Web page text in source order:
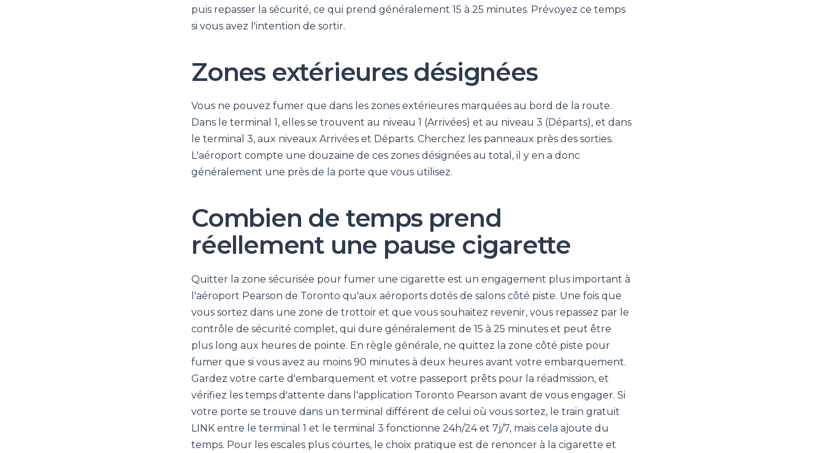
puis repasser la sécurité, ce qui prend généralement 15 à 25 minutes. Prévoyez ce temps
si vous avez l'intention de sortir.
Zones extérieures désignées
Vous ne pouvez fumer que dans les zones extérieures marquées au bord de la route.
Dans le terminal 1, elles se trouvent au niveau 1 (Arrivées) et au niveau 3 (Départs), et dans
le terminal 3, aux niveaux Arrivées et Départs. Cherchez les panneaux près des sorties.
L'aéroport compte une douzaine de ces zones désignées au total, il y en a donc
généralement une près de la porte que vous utilisez.
Combien de temps prend
réellement une pause cigarette
Quitter la zone sécurisée pour fumer une cigarette est un engagement plus important à
l'aéroport Pearson de Toronto qu'aux aéroports dotés de salons côté piste. Une fois que
vous sortez dans une zone de trottoir et que vous souhaitez revenir, vous repassez par le
contrôle de sécurité complet, qui dure généralement de 15 à 25 minutes et peut être
plus long aux heures de pointe. En règle générale, ne quittez la zone côté piste pour
fumer que si vous avez au moins 90 minutes à deux heures avant votre embarquement.
Gardez votre carte d'embarquement et votre passeport prêts pour la réadmission, et
vérifiez les temps d'attente dans l'application Toronto Pearson avant de vous engager. Si
votre porte se trouve dans un terminal différent de celui où vous sortez, le train gratuit
LINK entre le terminal 1 et le terminal 3 fonctionne 24h/24 et 7j/7, mais cela ajoute du
temps. Pour les escales plus courtes, le choix pratique est de renoncer à la cigarette et